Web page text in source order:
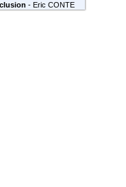
- Eric CONTE